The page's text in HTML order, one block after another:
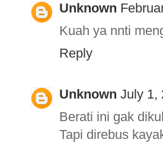
Unknown
Kuah ya nnti
Reply
Unknown July 1,
Berati ini gak
Tapi direbus